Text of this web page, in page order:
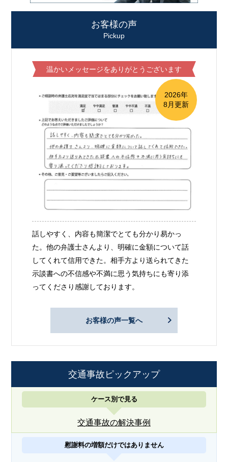
お客様の声
Pickup
温かいメッセージをありがとうございます
2026年
8月更新
話しやすく、内容も簡潔でとても分かり易かっ
た。他の弁護士さんより、明確に金額について話
してくれて信用できた。相手方より送られてきた
示談書への不信感や不満に思う気持ちにも寄り添
ってくださり感謝しております。
お客様の声一覧へ
交通事故ピックアップ
ケース別で見る
交通事故の解決事例
慰謝料の増額だけではありません